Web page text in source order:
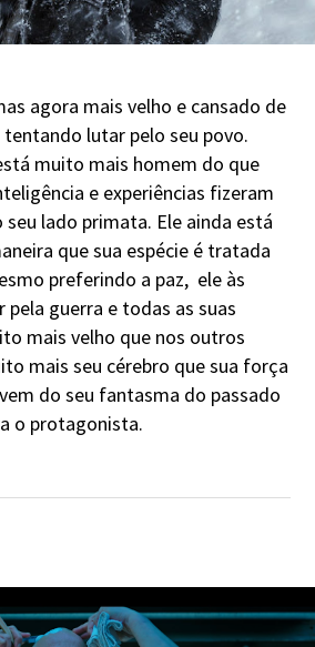
agora mais velho e cansado de
lutar pelo seu povo.
muito mais homem do que
e experiências fizeram
lado primata. Ele ainda está
que sua espécie é tratada
preferindo a paz, ele às
pela guerra e todas as suas
mais velho que nos outros
mais seu cérebro que sua força
do seu fantasma do passado
o protagonista.